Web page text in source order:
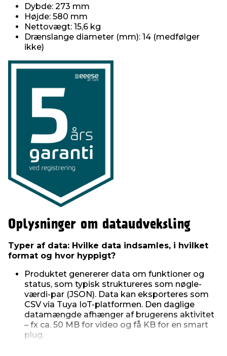
Dybde: 273 mm
Højde: 580 mm
Nettovægt: 15,6 kg
Drænslange diameter (mm): 14 (medfølger
ikke)
Oplysninger om dataudveksling
Typer af data: Hvilke data indsamles, i hvilket
format og hvor hyppigt?
Produktet genererer data om funktioner og
status, som typisk struktureres som nøgle-
værdi-par (JSON). Data kan eksporteres som
CSV via Tuya IoT-platformen. Den daglige
datamængde afhænger af brugerens aktivitet
– fx ca. 50 MB for video og få KB for en smart
plug.